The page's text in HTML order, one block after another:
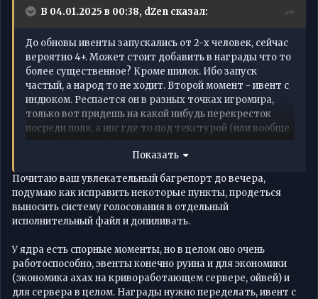
В 04.01.2025 в 00:38, dZen сказал:
До обновы ивенты запускались от 2-х человек, сейчас
вероятно 4+. Может стоит добавить в награды что то
более существенное? Кроме шилок. Ибо запуск
частый, а народ то не ходит. Второй момент - ивент с
индюком. Респается он в разных точках игромира,
только вот придешь на какой нибудь перекресток
посреди поля, а нпс где то под текстурой (или вообще
нет его). Так же бывает он появляется в замках и клан
холах, которые не открыть
Почини это как то.
Момент третий, с ним же, он ЖИРНЫЙ для х8.
Награда для кача в виде 3х конфет на виталку, никак
не оправдывает ожиданий, учитывая что убить его
реально хай лвл персонажем. Качаясь на том же сабе
без виталки, убить его нереально. Награда говно с
ММОтоп по-моему не работает вообще на серве,
монетки не приходят. Где колы добыть не понятно,
точки на ольфу - тоже.
Показать
Почитаю ваш увлекательный багрепорт до вечера,
подумаю как исправить некоторые пункты, продеться
выносить систему голосования в отдельный
исполнительный файл и допиливать.
У ядра есть спорные моменты, но в целом оно очень
работоспособно, эвенты конечно руина и для экономики
(экономика ахах на кривоработающем сервере, ойвей) и
для сервера в целом. Награды нужно переделать, ивент с